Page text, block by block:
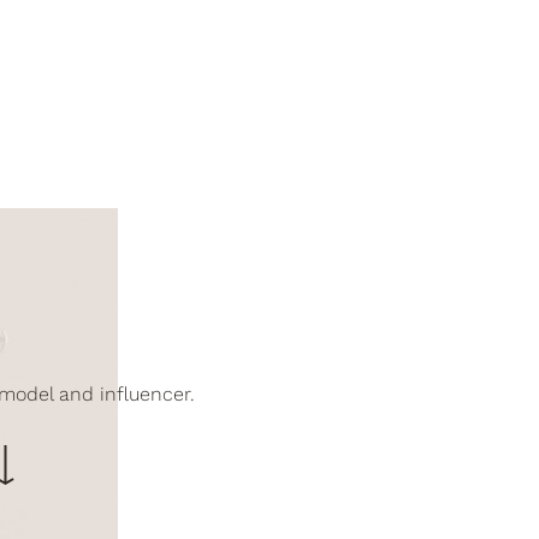
and influencer.